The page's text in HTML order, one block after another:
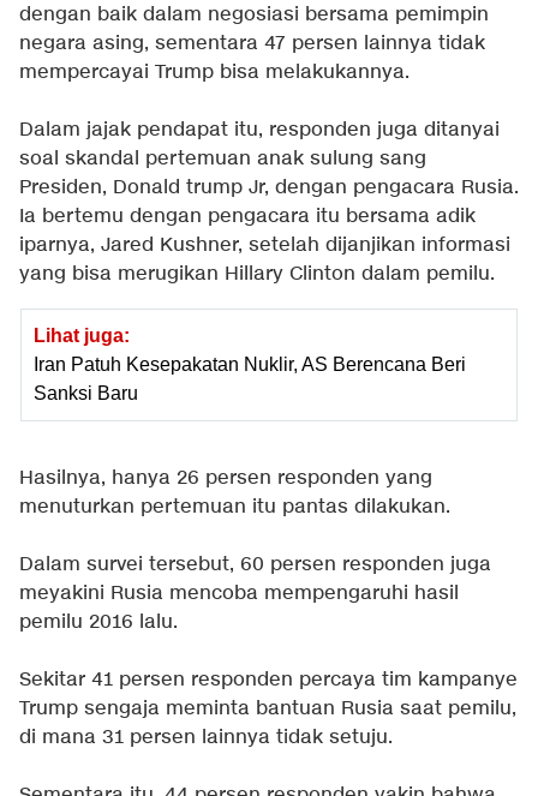
dengan baik dalam negosiasi bersama pemimpin
negara asing, sementara 47 persen lainnya tidak
mempercayai Trump bisa melakukannya.
Dalam jajak pendapat itu, responden juga ditanyai
soal skandal pertemuan anak sulung sang
Presiden, Donald trump Jr, dengan pengacara Rusia.
Ia bertemu dengan pengacara itu bersama adik
iparnya, Jared Kushner, setelah dijanjikan informasi
yang bisa merugikan Hillary Clinton dalam pemilu.
Lihat juga:
Iran Patuh Kesepakatan Nuklir, AS Berencana Beri
Sanksi Baru
Hasilnya, hanya 26 persen responden yang
menuturkan pertemuan itu pantas dilakukan.
Dalam survei tersebut, 60 persen responden juga
meyakini Rusia mencoba mempengaruhi hasil
pemilu 2016 lalu.
Sekitar 41 persen responden percaya tim kampanye
Trump sengaja meminta bantuan Rusia saat pemilu,
di mana 31 persen lainnya tidak setuju.